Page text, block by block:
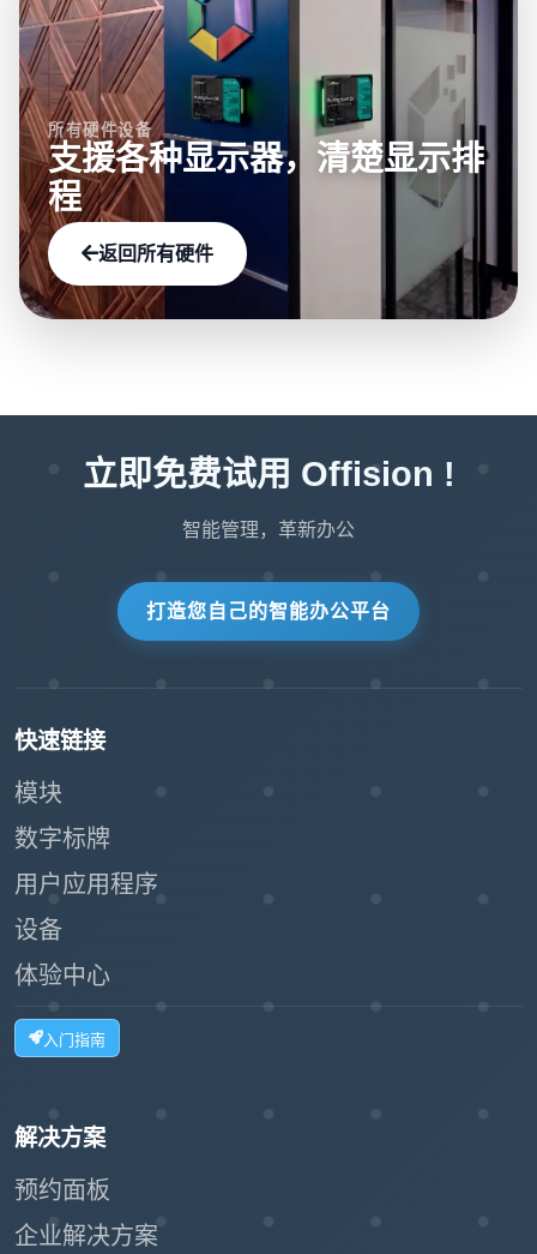
所有硬件设备
支援各种显示器，清楚显示排
程
返回所有硬件
立即免费试用 Offision !
智能管理，革新办公
打造您自己的智能办公平台
快速链接
模块
数字标牌
用户应用程序
设备
体验中心
入门指南
解决方案
预约面板
企业解决方案